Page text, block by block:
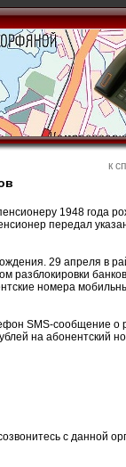
к
1948 года
передал
29 апреля в
разблокировки
номера
SMS-сообщение о
на абонентский
с данной